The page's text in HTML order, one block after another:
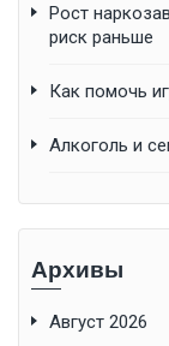
Рост
риск раньше
Как помочь
Алкоголь и
Архивы
Август 2026